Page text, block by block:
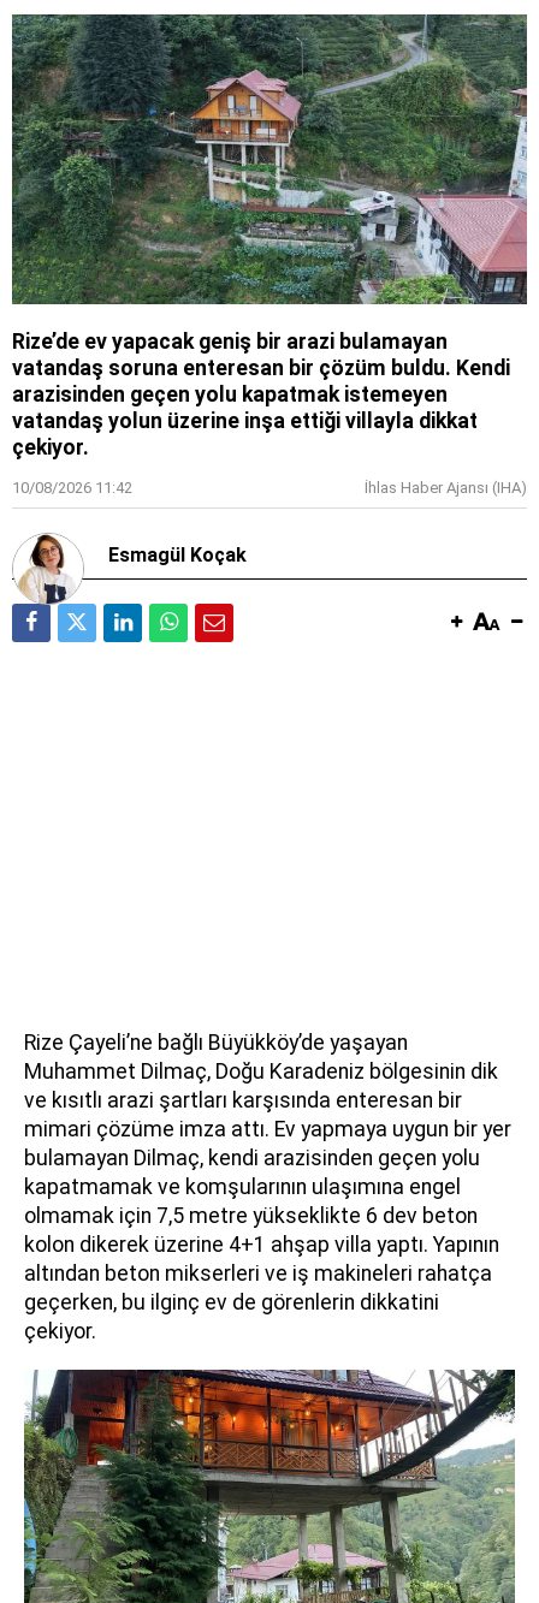
Rize’de ev yapacak geniş bir arazi bulamayan
vatandaş soruna enteresan bir çözüm buldu. Kendi
arazisinden geçen yolu kapatmak istemeyen
vatandaş yolun üzerine inşa ettiği villayla dikkat
çekiyor.
10/08/2026 11:42 İhlas Haber Ajansı (IHA)
Esmagül Koçak
Rize Çayeli’ne bağlı Büyükköy’de yaşayan
Muhammet Dilmaç, Doğu Karadeniz bölgesinin dik
ve kısıtlı arazi şartları karşısında enteresan bir
mimari çözüme imza attı. Ev yapmaya uygun bir yer
bulamayan Dilmaç, kendi arazisinden geçen yolu
kapatmamak ve komşularının ulaşımına engel
olmamak için 7,5 metre yükseklikte 6 dev beton
kolon dikerek üzerine 4+1 ahşap villa yaptı. Yapının
altından beton mikserleri ve iş makineleri rahatça
geçerken, bu ilginç ev de görenlerin dikkatini
çekiyor.